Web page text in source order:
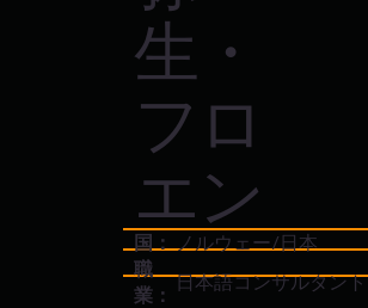
生・
フロ
エン
国：ノルウェー/日本
職
業：
日本語コンサルタント